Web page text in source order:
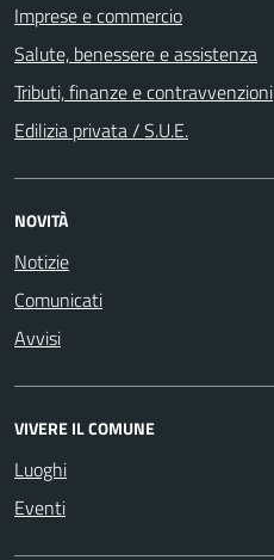
Imprese e commercio
Salute, benessere e assistenza
Tributi, finanze e contravvenzioni
Edilizia privata / S.U.E.
NOVITÀ
Notizie
Comunicati
Avvisi
VIVERE IL COMUNE
Luoghi
Eventi